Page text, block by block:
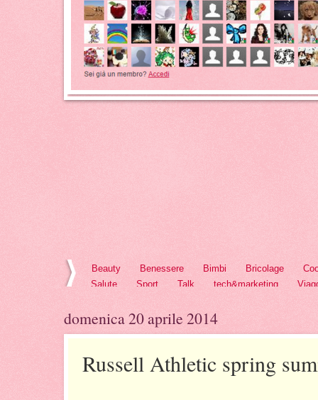
Beauty Benessere Bimbi Bricolage
Salute
Sport Talk tech&marketing
domenica 20 aprile 2014
Russell Athletic spring